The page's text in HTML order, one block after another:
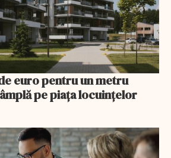
euro pentru un metru
pe piața locuințelor